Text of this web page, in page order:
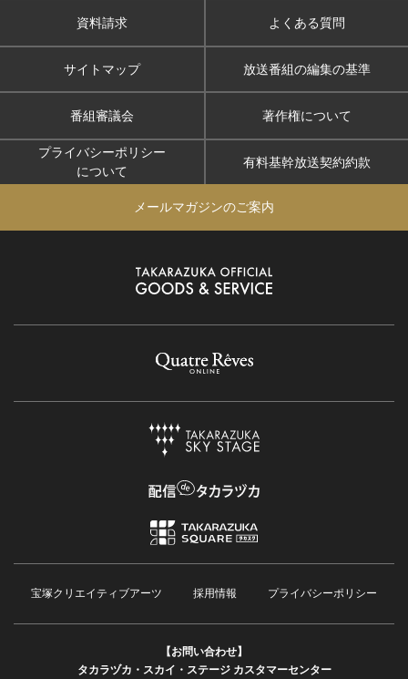
資料請求 よくある質問
サイトマップ 放送番組の編集の基準
番組審議会 著作権について
プライバシーポリシー
について
有料基幹放送契約約款
メールマガジンのご案内
宝塚クリエイティブアーツ 採用情報 プライバシーポリシー
【お問い合わせ】
タカラヅカ・スカイ・ステージ カスタマーセンター